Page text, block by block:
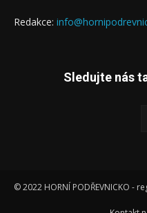
Redakce:
Sledujte nás
© 2022 HORNÍ PODŘEVNICKO -